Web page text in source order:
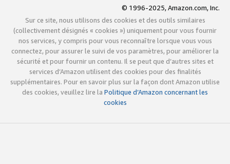
© 1996-2025, Amazon.com, Inc.
Sur ce site, nous utilisons des cookies et des outils similaires
(collectivement désignés « cookies ») uniquement pour vous fournir
nos services, y compris pour vous reconnaître lorsque vous vous
connectez, pour assurer le suivi de vos paramètres, pour améliorer la
sécurité et pour fournir un contenu. Il se peut que d’autres sites et
services d’Amazon utilisent des cookies pour des finalités
supplémentaires. Pour en savoir plus sur la façon dont Amazon utilise
des cookies, veuillez lire la Politique d’Amazon concernant les
cookies